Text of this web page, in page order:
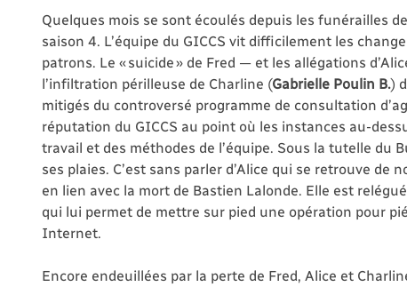
Quelques mois se sont écoulés depuis les funérailles
saison 4. L’équipe du GICCS vit difficilement les
patrons. Le « suicide » de Fred — et les allégations
l’infiltration périlleuse de Charline (Gabrielle Poulin B.)
mitigés du controversé programme de consultation
réputation du GICCS au point où les instances au-
travail et des méthodes de l’équipe. Sous la tutelle du
ses plaies. C’est sans parler d’Alice qui se retrouve
en lien avec la mort de Bastien Lalonde. Elle est
qui lui permet de mettre sur pied une opération pour
Internet.
Encore endeuillées par la perte de Fred, Alice et